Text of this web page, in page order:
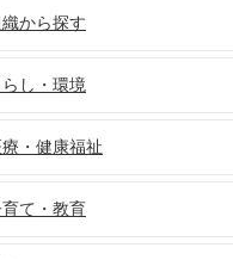
から探す
らし・環境
療・健康福祉
て・教育